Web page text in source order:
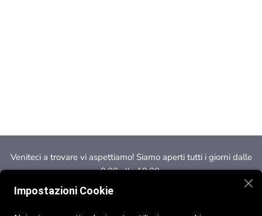
Veniteci a trovare vi aspettiamo! Siamo aperti tutti i giorni dalle
9:00 alle 19:00.
Impostazioni Cookie